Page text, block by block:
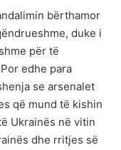
bërthamor
duke i
për të
edhe para
se arsenalet
që mund të kishin
Ukrainës në vitin
dhe rritjes së